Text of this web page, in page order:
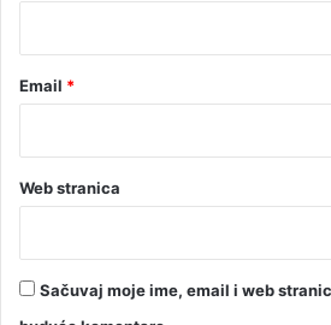
Email *
Web stranica
Sačuvaj moje ime, email i web